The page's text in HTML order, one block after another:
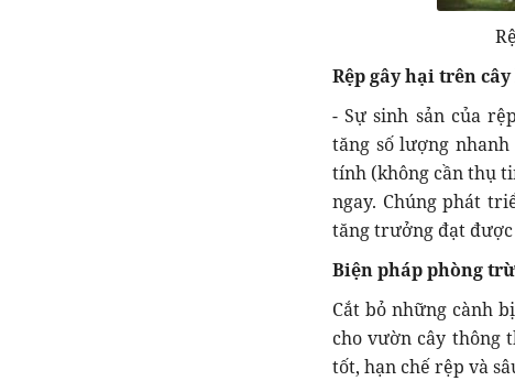
Rệp gây hại trên
- Sự sinh sản của
tăng số lượng
tính (không cần thụ
ngay. Chúng phát
tăng trưởng đạt được
Biện pháp phòng
Cắt bỏ những cành
cho vườn cây thông
tốt, hạn chế rệp và